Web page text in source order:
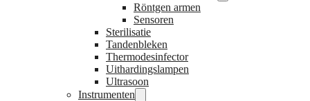
Röntgen armen
Sensoren
Sterilisatie
Tandenbleken
Thermodesinfector
Uithardingslampen
Ultrasoon
Instrumenten